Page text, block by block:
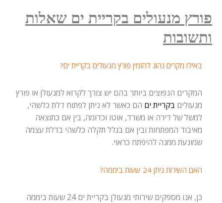
פורץ מנעולים בקריית ים שאלות
ותשובות
באילו מקרים נהוג להזמין פורץ מנעולים בקריית ים?
המקרים הנפוצים ביותר בהם יש צורך לקרוא למנעולן או פורץ
מנעולים בקריית ים הם כאשר לא ניתן לפתוח דלת כלשהי,
למשל של דירה או משרד, אוטו וכדומה, בין אם כתוצאה
מאיבוד המפתחות ובין אם בגלל תקלה כלשהי בדלת עצמה
שמונעת ממנה להיפתח כראוי.
האם השירות ניתן 24 שעות ביממה?
כן, אנו מספקים שירותי מנעולן בקריית ים 24 שעות ביממה